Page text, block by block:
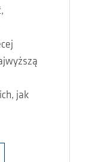
jak